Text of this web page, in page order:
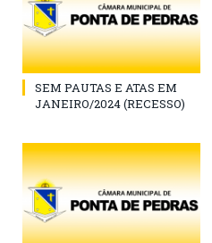
SEM PAUTAS E ATAS EM
JANEIRO/2024 (RECESSO)